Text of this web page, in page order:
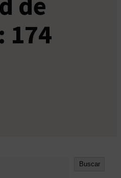
174
Buscar